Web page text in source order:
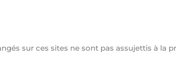
sur ces sites ne sont pas assujettis à la